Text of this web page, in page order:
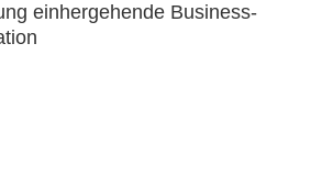
einhergehende Business-